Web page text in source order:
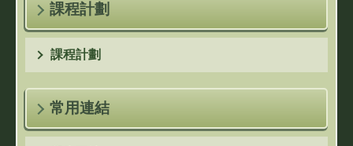
課程計劃
課程計劃
常用連結